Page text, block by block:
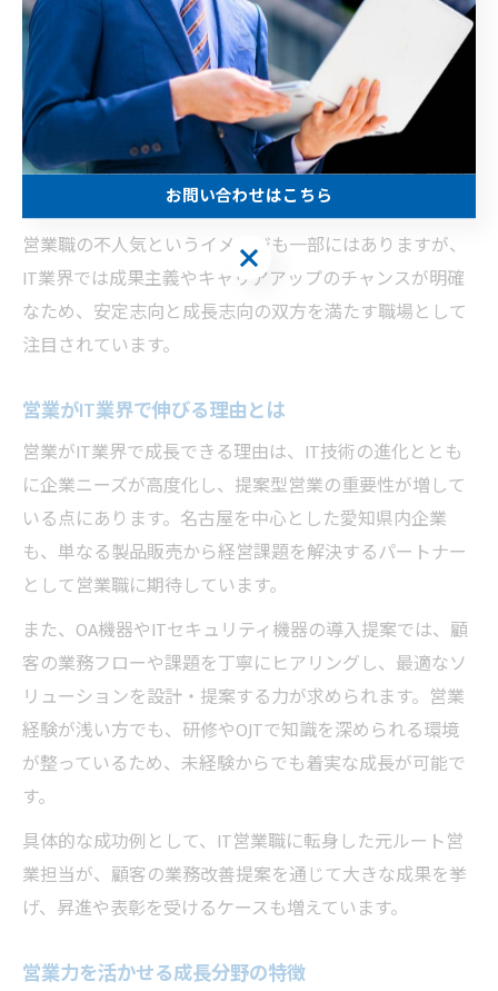
この流れにより、OA機器やITセキュリティ機器などの法
人向け提案営業の需要が高まり、営業職も従来のルート
営業から課題解決型・コンサルティング型のスタイルに
変化しています。特に未経験者でも挑戦しやすい教育体
制や、幅広い業界知識が身につく点も、IT業界の営業職
が選ばれる大きな理由です。
営業職の不人気というイメージも一部にはありますが、
IT業界では成果主義やキャリアアップのチャンスが明確
なため、安定志向と成長志向の双方を満たす職場として
注目されています。
営業がIT業界で伸びる理由とは
営業がIT業界で成長できる理由は、IT技術の進化ととも
に企業ニーズが高度化し、提案型営業の重要性が増して
いる点にあります。名古屋を中心とした愛知県内企業
も、単なる製品販売から経営課題を解決するパートナー
として営業職に期待しています。
また、OA機器やITセキュリティ機器の導入提案では、顧
客の業務フローや課題を丁寧にヒアリングし、最適なソ
リューションを設計・提案する力が求められます。営業
経験が浅い方でも、研修やOJTで知識を深められる環境
が整っているため、未経験からでも着実な成長が可能で
す。
具体的な成功例として、IT営業職に転身した元ルート営
業担当が、顧客の業務改善提案を通じて大きな成果を挙
げ、昇進や表彰を受けるケースも増えています。
営業力を活かせる成長分野の特徴
お問い合わせはこちら
お問い合わせはこちら